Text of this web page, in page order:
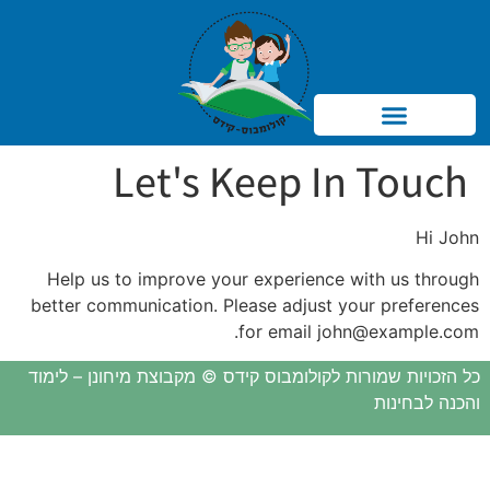
Let's Keep In Touch
Hi John
Help us to improve your experience with us through
better communication. Please adjust your preferences
for email john@example.com
.
כל הזכויות שמורות לקולומבוס קידס © מקבוצת מיחונן – לימוד
והכנה לבחינות